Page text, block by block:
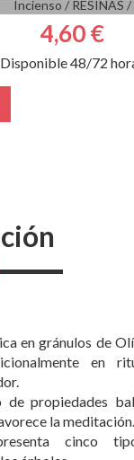
Incienso / RESINAS /
4,60 €
Disponible 48/72
en gránulos de
en
de propiedades
la meditación.
cinco